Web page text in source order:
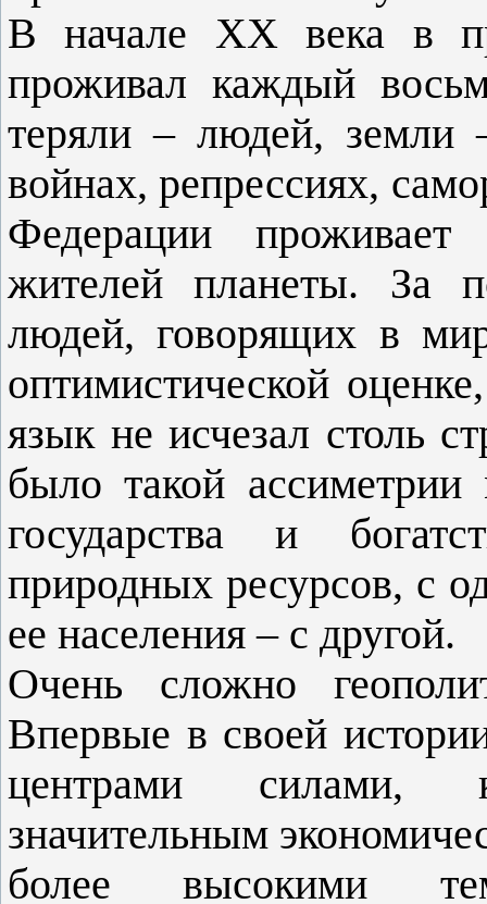
В начале ХХ века в
проживал каждый
теряли – людей, земли
войнах, репрессиях,
Федерации
жителей планеты. За
людей, говорящих в
оптимистической
язык не исчезал столь
было такой
государства и
природных ресурсов, с
ее населения – с другой.
Очень сложно
Впервые в своей
центрами силами,
значительным
более высокими